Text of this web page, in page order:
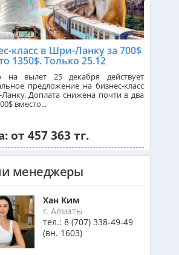
Адама, водопад Равана и
Девятиарочный мост (из
★0(0)
Танзания из Алматы
Венгрия из Алматы
Азербайджан из Алматы
Оман из Алматы
класс в Шри-Ланку за 700$
1350$. Только 25.12
на вылет 25 декабря действует
предложение на бизнес-класс
Доплата снижена почти в два
вместо...
от 457 363 тг.
менеджеры
Хан Ким
г. Алматы
тел.: 8 (707) 338-49-49
(вн. 1603)